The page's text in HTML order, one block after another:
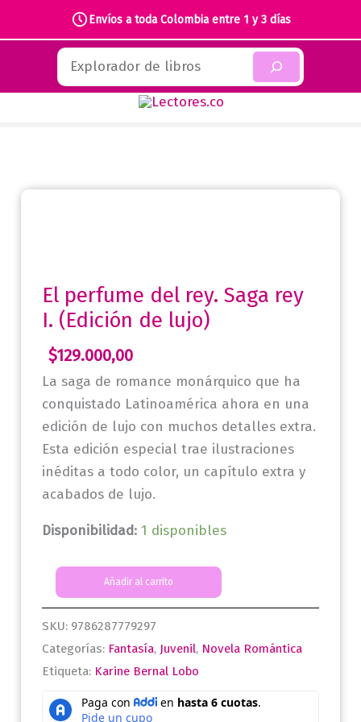
Envíos a toda Colombia entre 1 y 3 días
contenido
Buscar
El perfume del rey. Saga rey
I. (Edición de lujo)
$129.000,00
La saga de romance monárquico que ha
conquistado Latinoamérica ahora en una
edición de lujo con muchos detalles extra.
Esta edición especial trae ilustraciones
inéditas a todo color, un capítulo extra y
acabados de lujo.
Disponibilidad: 1 disponibles
perfume
del
rey.
Saga
Añadir al carrito
SKU: 9786287779297
Categorías: Fantasía, Juvenil, Novela Romántica
Etiqueta: Karine Bernal Lobo
lujo)